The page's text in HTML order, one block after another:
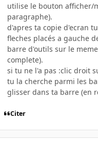
utilise le bouton afficher/
paragraphe).
d'apres ta copie d'ecran
fleches placés a gauche
barre d'outils sur le
complete).
si tu ne l'a pas :clic droit
tu la cherche parmi les
glisser dans ta barre (en
Citer